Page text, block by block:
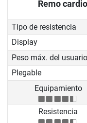
Remo
Tipo de resistencia
Display
Peso máx. del usuario
Plegable
Equipamiento
Resistencia